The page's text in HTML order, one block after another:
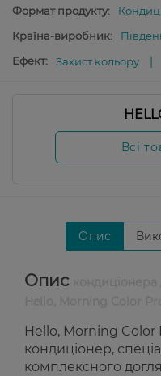
Формат продукту:
Країна-виробник:
Ефект:
Захист кольору
Всі
Опис
Опис
Hello, Morning
кондиціонер,
комплексного